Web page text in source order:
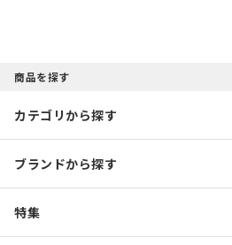
商品を探す
カテゴリから探す
ブランドから探す
特集